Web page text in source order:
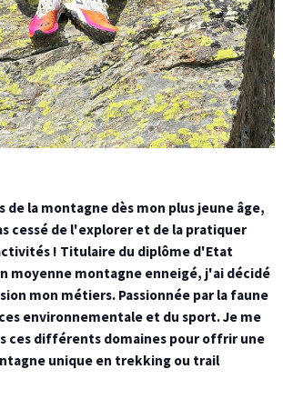
de la montagne dès mon plus jeune âge,
cessé de l'explorer et de la pratiquer
! Titulaire du diplôme d'Etat
moyenne montagne enneigé, j'ai décidé
mon métiers. Passionnée par la faune
environnementale et du sport. Je me
ces différents domaines pour offrir une
unique en trekking ou trail